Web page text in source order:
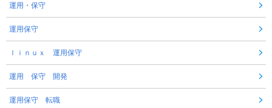
運用・保守
運用保守
ｌｉｎｕｘ 運用保守
運用 保守 開発
運用保守 転職